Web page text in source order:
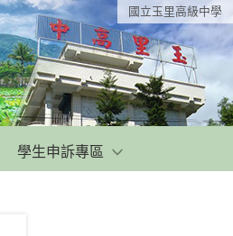
國立玉里高級中學
學生申訴專區